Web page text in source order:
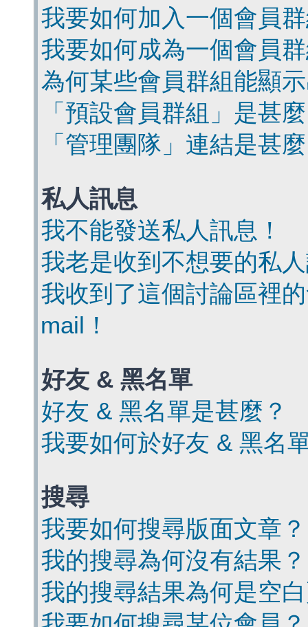
我要如何加入一個會員
我要如何成為一個會員
為何某些會員群組能顯
「預設會員群組」是甚
「管理團隊」連結是甚
私人訊息
我不能發送私人訊息！
我老是收到不想要的私
我收到了這個討論區裡
mail！
好友 & 黑名單
好友 & 黑名單是甚麼？
我要如何於好友 & 黑名
搜尋
我要如何搜尋版面文章？
我的搜尋為何沒有結果？
我的搜尋結果為何是空